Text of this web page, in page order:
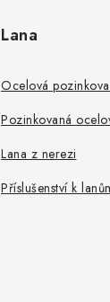
Lana
Ocelová
Pozinkovaná
Lana z nerezi
Příslušenství k